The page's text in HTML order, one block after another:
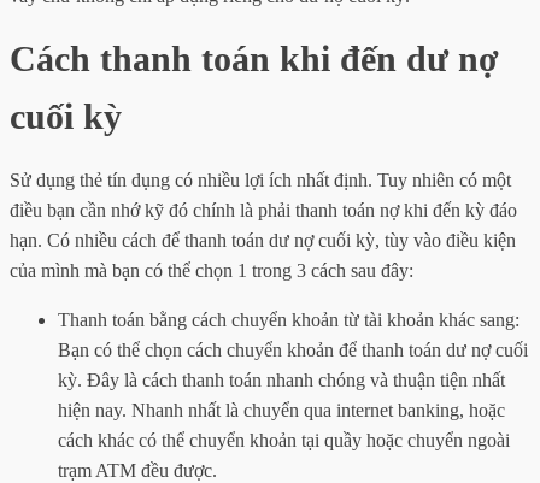
Cách thanh toán khi đến dư nợ
cuối kỳ
Sử dụng thẻ tín dụng có nhiều lợi ích nhất định. Tuy nhiên có một
điều bạn cần nhớ kỹ đó chính là phải thanh toán nợ khi đến kỳ đáo
hạn. Có nhiều cách để thanh toán dư nợ cuối kỳ, tùy vào điều kiện
của mình mà bạn có thể chọn 1 trong 3 cách sau đây:
Thanh toán bằng cách chuyển khoản từ tài khoản khác sang:
Bạn có thể chọn cách chuyển khoản để thanh toán dư nợ cuối
kỳ. Đây là cách thanh toán nhanh chóng và thuận tiện nhất
hiện nay. Nhanh nhất là chuyển qua internet banking, hoặc
cách khác có thể chuyển khoản tại quầy hoặc chuyển ngoài
trạm ATM đều được.